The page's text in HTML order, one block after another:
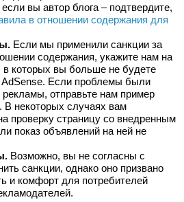
если вы автор блога – подтвердите,
в отношении содержания для
Если мы применили санкции за
содержания, укажите нам на
которых вы больше не будете
AdSense. Если проблемы были
отправьте нам пример
В некоторых случаях вам
проверку страницу со внедренным
показ объявлений на ней не
Возможно, вы не согласны с
санкции, однако оно призвано
и комфорт для потребителей